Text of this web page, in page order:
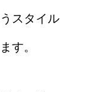
スタイル
す。